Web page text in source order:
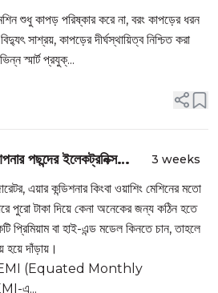
এগুলো আপনার জন্য গুরুত্বপূর্ণ
শুধু কাপড় পরিষ্কার করে না, বরং কাপড়ের ধরন
সাশ্রয়, কাপড়ের দীর্ঘস্থায়িত্ব নিশ্চিত করা
স্মার্ট প্রযুক্...
পছন্দের ইলেকট্রনিক্স
3 weeks
এয়ার কন্ডিশনার কিংবা ওয়াশিং মেশিনের মতো
পুরো টাকা দিয়ে কেনা অনেকের জন্য কঠিন হতে
প্রিমিয়াম বা হাই-এন্ড মডেল কিনতে চান, তাহলে
দাঁড়ায়।
EMI (Equated Monthly
এ...